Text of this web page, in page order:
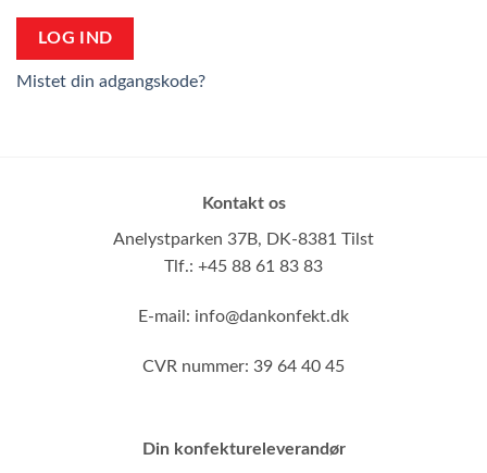
LOG IND
Mistet din adgangskode?
Kontakt os
Anelystparken 37B, DK-8381 Tilst
Tlf.: +45 88 61 83 83
E-mail: info@dankonfekt.dk
CVR nummer: 39 64 40 45
Din konfektureleverandør